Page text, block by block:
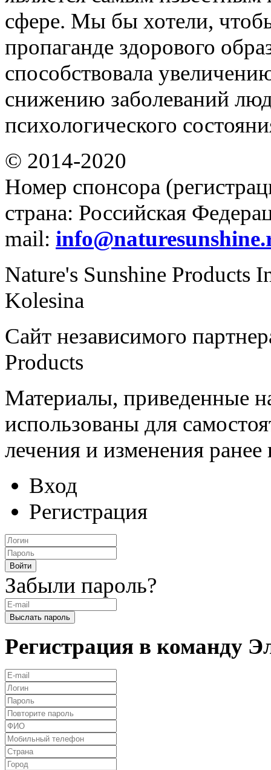
сфере. Мы бы хотели,
пропаганде здорового
способствовала
снижению заболеваний
психологического
© 2014-2020
Номер спонсора
страна: Российская
mail:
Nature's Sunshine Products
Kolesina
Сайт независимого
Products
Материалы, приведенные
использованы для
лечения и изменения
Вход
Регистрация
Забыли пароль?
Регистрация в команду